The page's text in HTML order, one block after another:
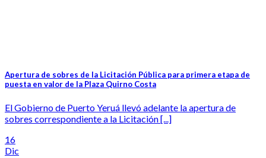
Apertura de sobres de la Licitación Pública para primera etapa de
puesta en valor de la Plaza Quirno Costa
El Gobierno de Puerto Yeruá llevó adelante la apertura de
sobres correspondiente a la Licitación [...]
16
Dic